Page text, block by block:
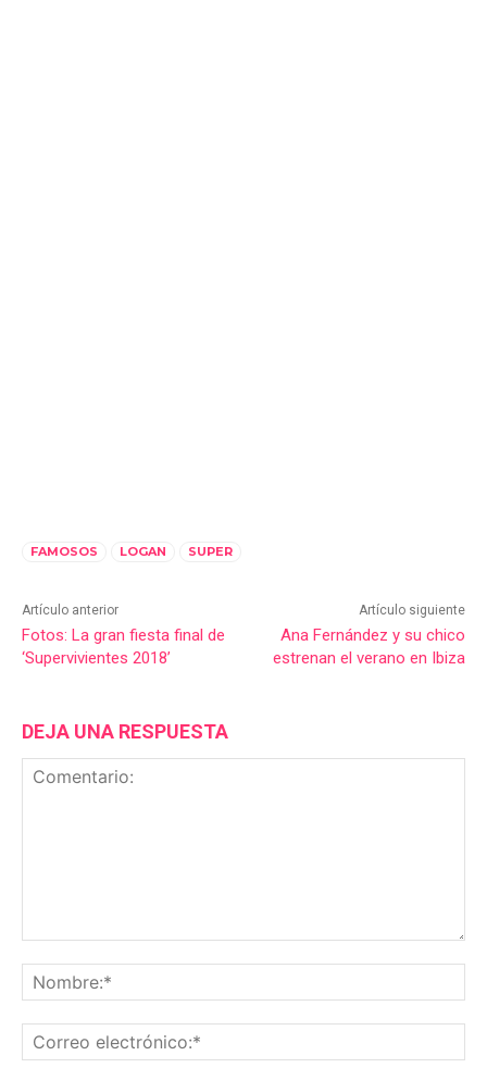
FAMOSOS LOGAN SUPER
Artículo anterior
Fotos: La gran fiesta final de
‘Supervivientes 2018’
Artículo siguiente
Ana Fernández y su chico
estrenan el verano en Ibiza
DEJA UNA RESPUESTA